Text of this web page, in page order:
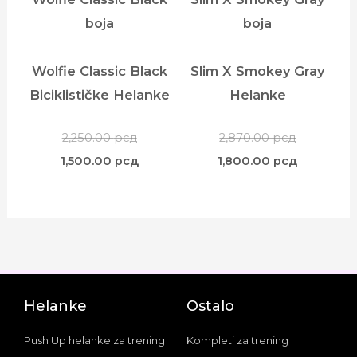
Wolfie Classic Black
Biciklističke Helanke
2,250.00рсд
1,500.00 рсд
Slim X Smokey Gray
Helanke
2,870.00рсд
1,800.00 рсд
Helanke
Push Up helanke za trening
Ostalo
Kompleti za trening